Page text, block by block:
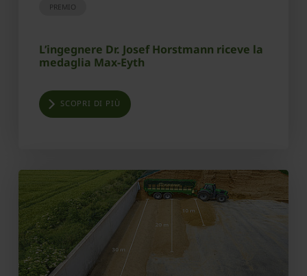
PREMIO
L’ingegnere Dr. Josef Horstmann riceve la
medaglia Max-Eyth
SCOPRI DI PIÙ